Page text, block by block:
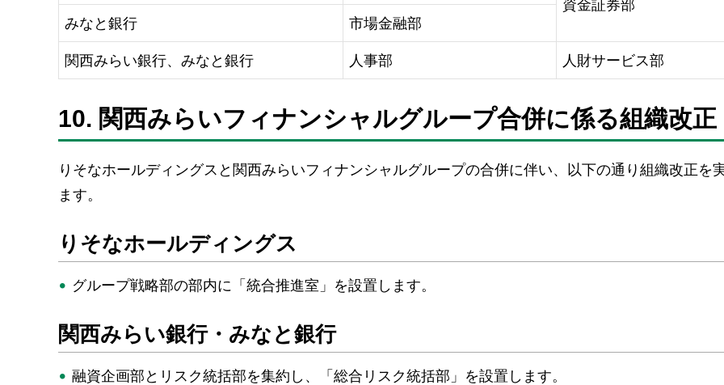
資金証券部
みなと銀行
市場金融部
関西みらい銀行、みなと銀行 人事部 人財サービス部
10. 関西みらいフィナンシャルグループ合併に係る組織改正
りそなホールディングスと関西みらいフィナンシャルグループの合併に伴い、以下の通り組織改正を
ます。
りそなホールディングス
グループ戦略部の部内に「統合推進室」を設置します。
関西みらい銀行・みなと銀行
融資企画部とリスク統括部を集約し、「総合リスク統括部」を設置します。